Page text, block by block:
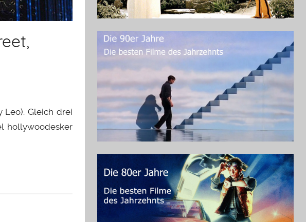
Leo). Gleich drei
hollywoodesker